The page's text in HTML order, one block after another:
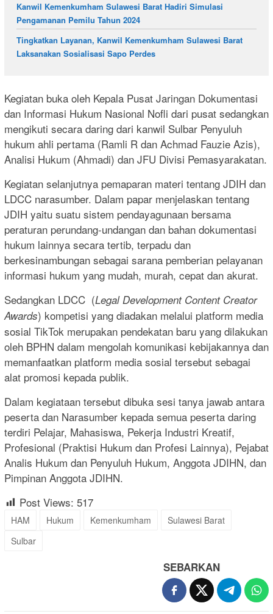
Kanwil Kemenkumham Sulawesi Barat Hadiri Simulasi
Pengamanan Pemilu Tahun 2024
Tingkatkan Layanan, Kanwil Kemenkumham Sulawesi Barat
Laksanakan Sosialisasi Sapo Perdes
Kegiatan buka oleh Kepala Pusat Jaringan Dokumentasi
dan Informasi Hukum Nasional Nofli dari pusat sedangkan
mengikuti secara daring dari kanwil Sulbar Penyuluh
hukum ahli pertama (Ramli R dan Achmad Fauzie Azis),
Analisi Hukum (Ahmadi) dan JFU Divisi Pemasyarakatan.
Kegiatan selanjutnya pemaparan materi tentang JDIH dan
LDCC narasumber. Dalam papar menjelaskan tentang
JDIH yaitu suatu sistem pendayagunaan bersama
peraturan perundang-undangan dan bahan dokumentasi
hukum lainnya secara tertib, terpadu dan
berkesinambungan sebagai sarana pemberian pelayanan
informasi hukum yang mudah, murah, cepat dan akurat.
Sedangkan LDCC (Legal Development Content Creator
Awards) kompetisi yang diadakan melalui platform media
sosial TikTok merupakan pendekatan baru yang dilakukan
oleh BPHN dalam mengolah komunikasi kebijakannya dan
memanfaatkan platform media sosial tersebut sebagai
alat promosi kepada publik.
Dalam kegiataan tersebut dibuka sesi tanya jawab antara
peserta dan Narasumber kepada semua peserta daring
terdiri Pelajar, Mahasiswa, Pekerja Industri Kreatif,
Profesional (Praktisi Hukum dan Profesi Lainnya), Pejabat
Analis Hukum dan Penyuluh Hukum, Anggota JDIHN, dan
Pimpinan Anggota JDIHN.
Post Views: 517
HAM Hukum Kemenkumham
Sulawesi Barat
Sulbar
SEBARKAN